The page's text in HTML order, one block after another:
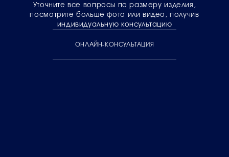
Уточните все вопросы по размеру изделия,
посмотрите больше фото или видео, получив
индивидуальную консультацию
ОНЛАЙН-КОНСУЛЬТАЦИЯ